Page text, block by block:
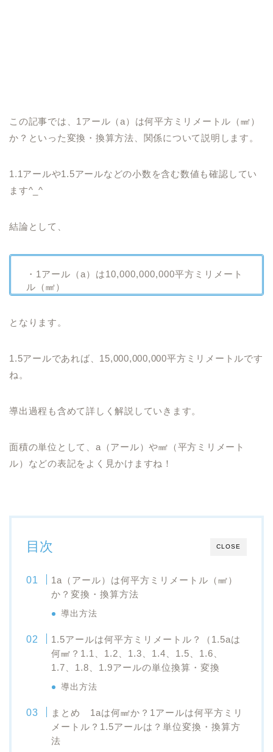
この記事では、1アール（a）は何平方ミリメートル（㎟）
か？といった変換・換算方法、関係について説明します。
1.1アールや1.5アールなどの小数を含む数値も確認してい
ます^_^
結論として、
・1アール（a）は10,000,000,000平方ミリメート
ル（㎟）
となります。
1.5アールであれば、15,000,000,000平方ミリメートルです
ね。
導出過程も含めて詳しく解説していきます。
面積の単位として、a（アール）や㎟（平方ミリメート
ル）などの表記をよく見かけますね！
CLOSE
目次
1a（アール）は何平方ミリメートル（㎟）
か？変換・換算方法
導出方法
1.5アールは何平方ミリメートル？（1.5aは
何㎟？1.1、1.2、1.3、1.4、1.5、1.6、
1.7、1.8、1.9アールの単位換算・変換
導出方法
まとめ 1aは何㎟か？1アールは何平方ミリ
メートル？1.5アールは？単位変換・換算方
法